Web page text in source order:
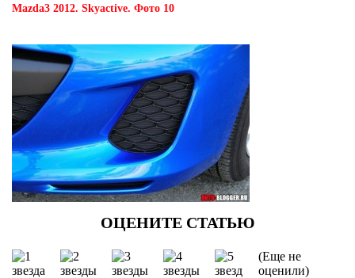
Mazda3 2012. Skyactive. Фото 10
(Еще не
оценили)